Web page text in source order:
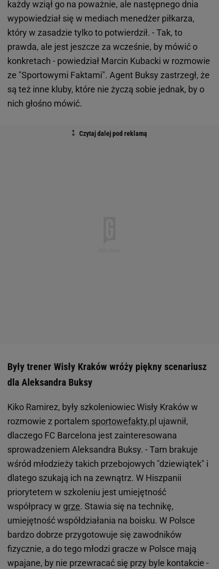
każdy wziął go na poważnie, ale następnego dnia
wypowiedział się w mediach menedżer piłkarza,
który w zasadzie tylko to potwierdził. - Tak, to
prawda, ale jest jeszcze za wcześnie, by mówić o
konkretach - powiedział Marcin Kubacki w rozmowie
ze "Sportowymi Faktami". Agent Buksy zastrzegł, że
są też inne kluby, które nie życzą sobie jednak, by o
nich głośno mówić.
Były trener Wisły Kraków wróży piękny scenariusz
dla Aleksandra Buksy
Kiko Ramirez, były szkoleniowiec Wisły Kraków w
rozmowie z portalem sportowefakty.pl ujawnił,
dlaczego FC Barcelona jest zainteresowana
sprowadzeniem Aleksandra Buksy. - Tam brakuje
wśród młodzieży takich przebojowych "dziewiątek" i
dlatego szukają ich na zewnątrz. W Hiszpanii
priorytetem w szkoleniu jest umiejętność
współpracy w grze. Stawia się na technikę,
umiejętność współdziałania na boisku. W Polsce
bardzo dobrze przygotowuje się zawodników
fizycznie, a do tego młodzi gracze w Polsce mają
wpajane, by nie przewracać się przy byle kontakcie -